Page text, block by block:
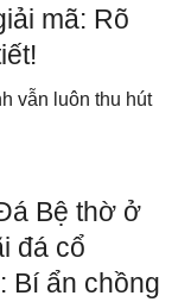
mã: Rõ
vẫn luôn thu hút
Bệ thờ ở
đá cổ
Bí ẩn chồng